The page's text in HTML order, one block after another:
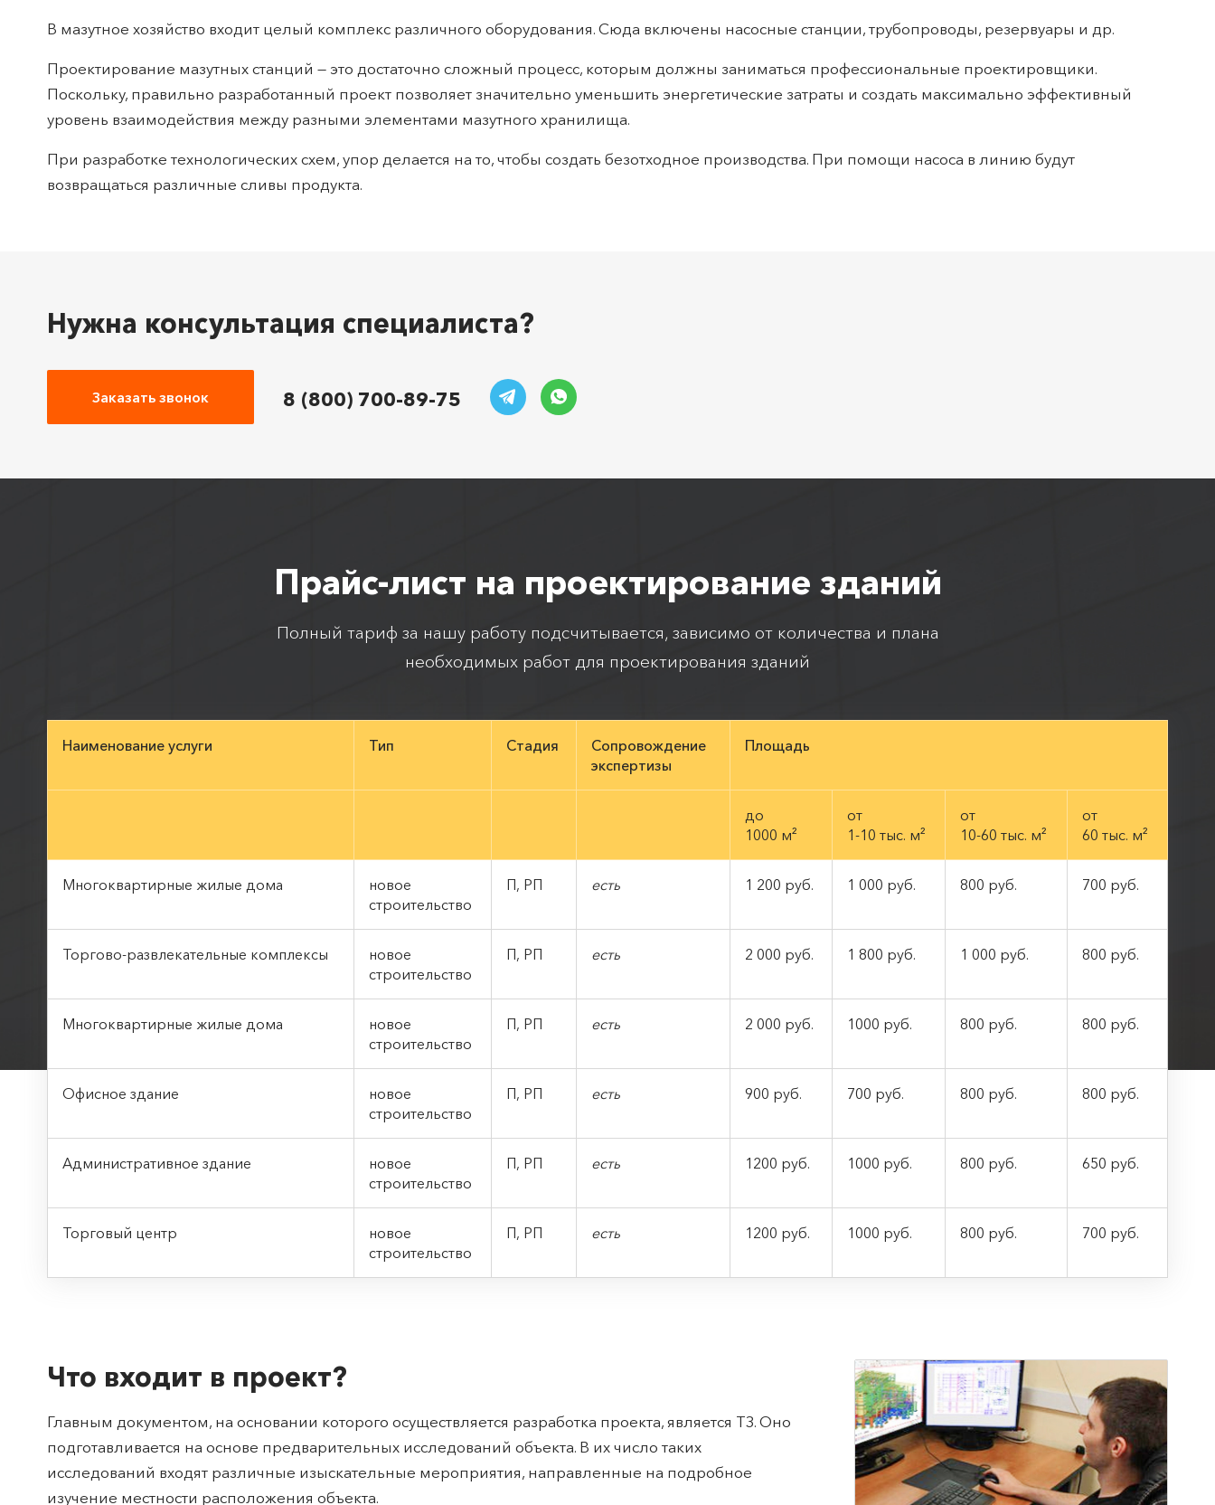
В мазутное хозяйство входит целый комплекс различного оборудования. Сюда включены насосные станции, трубопроводы, резервуары и др.
Проектирование мазутных станций — это достаточно сложный процесс, которым должны заниматься профессиональные проектировщики.
Поскольку, правильно разработанный проект позволяет значительно уменьшить энергетические затраты и создать максимально эффективный
уровень взаимодействия между разными элементами мазутного хранилища.
При разработке технологических схем, упор делается на то, чтобы создать безотходное производства. При помощи насоса в линию будут
возвращаться различные сливы продукта.
Нужна консультация специалиста?
Заказать звонок 8 (800) 700-89-75
Прайс-лист на проектирование зданий
Полный тариф за нашу работу подсчитывается, зависимо от количества и плана
необходимых работ для проектирования зданий
Наименование услуги Тип Стадия
Сопровождение
экспертизы
Площадь
до
1000 м²
от
1-10 тыс. м²
от
10-60 тыс. м²
от
60 тыс. м²
Многоквартирные жилые дома
новое
строительство
П, РП есть 1 200 руб. 1 000 руб. 800 руб. 700 руб.
Торгово-развлекательные комплексы
новое
строительство
П, РП есть 2 000 руб. 1 800 руб. 1 000 руб. 800 руб.
Многоквартирные жилые дома
новое
строительство
П, РП есть 2 000 руб. 1000 руб. 800 руб. 800 руб.
Офисное здание
новое
строительство
П, РП есть 900 руб. 700 руб. 800 руб. 800 руб.
Административное здание
новое
строительство
П, РП есть 1200 руб. 1000 руб. 800 руб. 650 руб.
Торговый центр
новое
строительство
П, РП есть 1200 руб. 1000 руб. 800 руб. 700 руб.
Что входит в проект?
Главным документом, на основании которого осуществляется разработка проекта, является ТЗ. Оно
подготавливается на основе предварительных исследований объекта. В их число таких
исследований входят различные изыскательные мероприятия, направленные на подробное
изучение местности расположения объекта.